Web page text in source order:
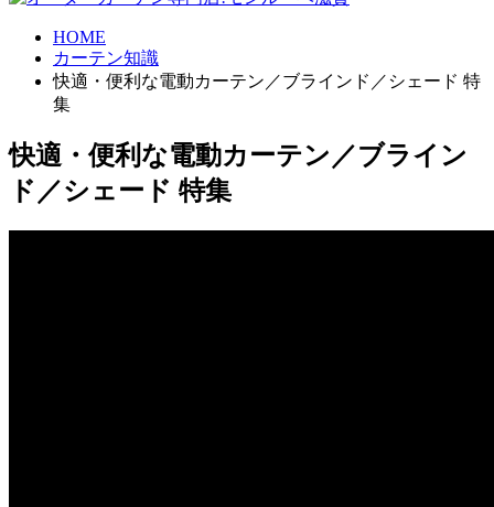
HOME
カーテン知識
快適・便利な電動カーテン／ブラインド／シェード 特
集
快適・便利な電動カーテン／ブライン
ド／シェード 特集